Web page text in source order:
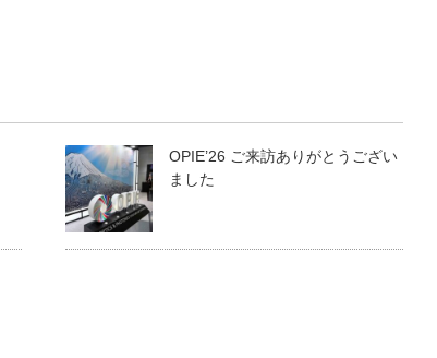
OPIE’26 ご来訪ありがとうござい
ました